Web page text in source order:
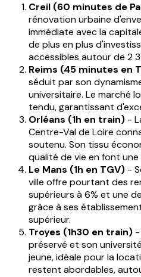
Creil (60 minutes de
rénovation urbaine
immédiate avec la
de plus en plus
accessibles autour de 2
Reims (45 minutes en
séduit par son
universitaire. Le marché
tendu, garantissant
Orléans (1h en train) -
Centre-Val de Loire
soutenu. Son tissu
qualité de vie en font une
Le Mans (1h en TGV) -
ville offre pourtant des
supérieurs à 6% et une
grâce à ses
supérieur.
Troyes (1h30 en train) -
préservé et son
jeune, idéale pour la
restent abordables,